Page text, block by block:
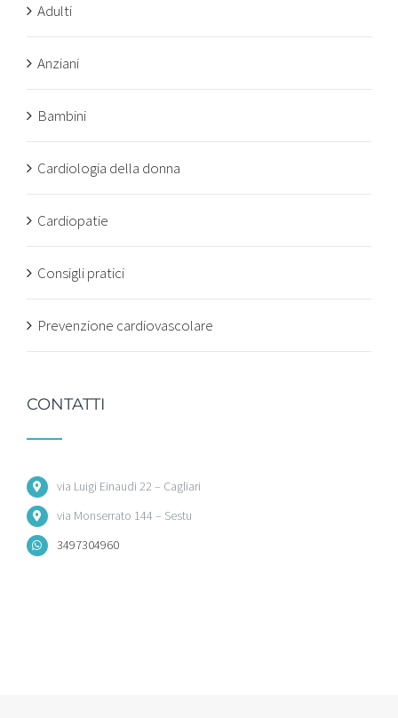
Adulti
Anziani
Bambini
Cardiologia della donna
Cardiopatie
Consigli pratici
Prevenzione cardiovascolare
CONTATTI
via Luigi Einaudi 22 – Cagliari
via Monserrato 144 – Sestu
3497304960